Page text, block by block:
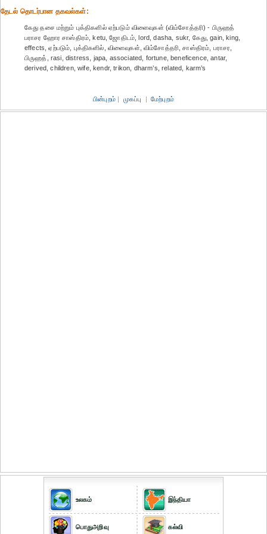
தேட‌ல் தொட‌ர்பான தகவ‌ல்க‌ள்:
கேது தசை மற்றும் புக்திகளில் ஏற்படும் விளைவுகள் (விம்சோத்தரி) - பிருஹத்
பராசர ஹோர சாஸ்திரம், ketu, ஜோதிடம், lord, dasha, sukr, கேது, gain, king,
effects, ஏற்படும், புக்திகளில், விளைவுகள், விம்சோத்தரி, சாஸ்திரம், பராசர,
பிருஹத், rasi, distress, japa, associated, fortune, beneficence, antar,
derived, children, wife, kendr, trikon, dharm’s, related, karm’s
பின்புறம் | முகப்பு | மேற்புறம்
உலகம்
பொதுஅறிவு
இந்தியா
கல்வி